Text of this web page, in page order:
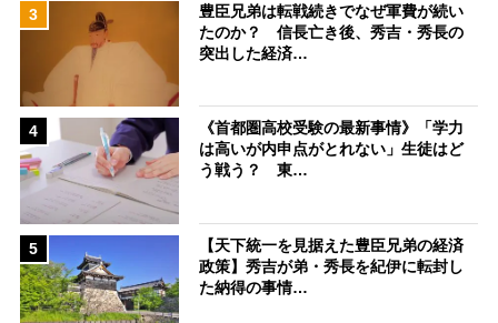
3
豊臣兄弟は転戦続きでなぜ軍費が続い
たのか？ 信長亡き後、秀吉・秀長の
突出した経済…
4
《首都圏高校受験の最新事情》「学力
は高いが内申点がとれない」生徒はど
う戦う？ 東…
5
【天下統一を見据えた豊臣兄弟の経済
政策】秀吉が弟・秀長を紀伊に転封し
た納得の事情…